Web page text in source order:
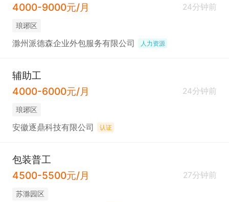
4000-9000元/月
24分钟前
琅琊区
滁州派德森企业外包服务有限公司 人力资源
辅助工
4000-6000元/月
24分钟前
琅琊区
安徽逐鼎科技有限公司 认证
包装普工
4500-5500元/月
27分钟前
苏滁园区